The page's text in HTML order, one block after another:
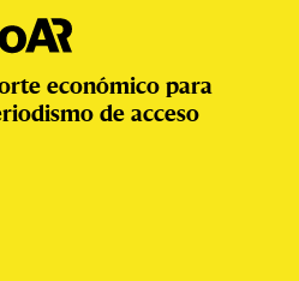
económico para
de acceso